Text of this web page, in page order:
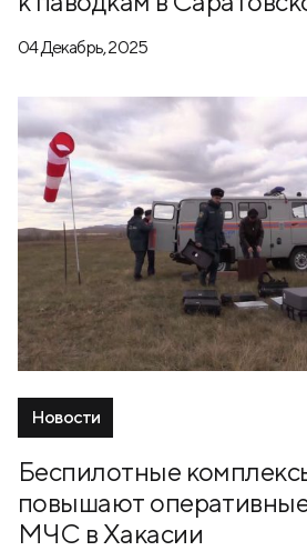
04 Декабрь, 2025
Новости
Беспилотные
повышают
МЧС в Хакасии